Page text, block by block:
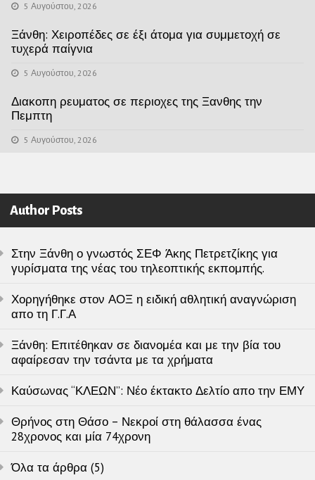
5 Αυγούστου, 2026
Ξάνθη: Χειροπέδες σε έξι άτομα για συμμετοχή σε
τυχερά παίγνια
5 Αυγούστου, 2026
Διακοπη ρευματος σε περιοχες της Ξανθης την
Πεμπτη
5 Αυγούστου, 2026
Author Posts
Στην Ξάνθη ο γνωστός ΣΕΦ Άκης Πετρετζίκης για
γυρίσματα της νέας του τηλεοπτικής εκπομπής.
Χορηγήθηκε στον ΑΟΞ η ειδική αθλητική αναγνώριση
απο τη Γ.Γ.Α
Ξάνθη: Επιτέθηκαν σε διανομέα και με την βία του
αφαίρεσαν την τσάντα με τα χρήματα
Καύσωνας “ΚΛΕΩΝ”: Νέο έκτακτο Δελτίο απο την ΕΜΥ
Θρήνος στη Θάσο – Νεκροί στη θάλασσα ένας
28χρονος και μία 74χρονη
Όλα τα άρθρα (5)